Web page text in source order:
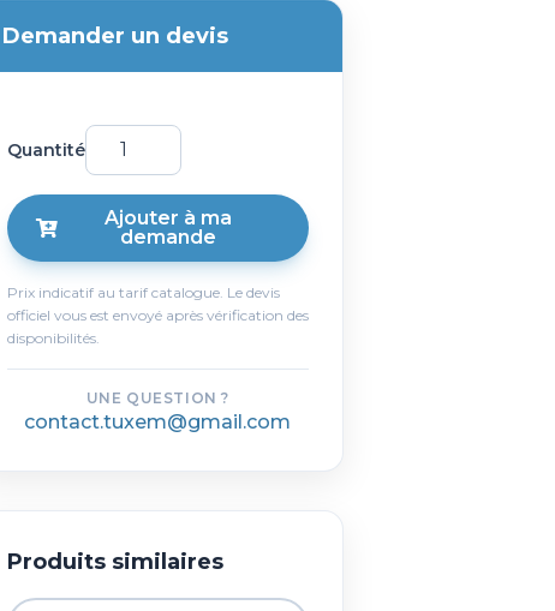
Demander un devis
Quantité
Ajouter à ma
demande
Prix indicatif au tarif catalogue. Le devis
officiel vous est envoyé après vérification des
disponibilités.
UNE QUESTION ?
contact.tuxem@gmail.com
Produits similaires